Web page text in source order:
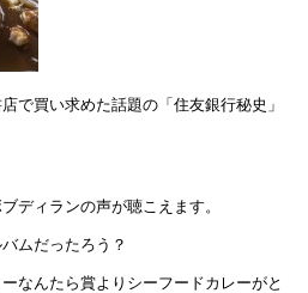
で買い求めた話題の「住友銀行秘史」
ディランの声が聴こえます。
ムだったろう？
なんたら賞よりシーフードカレーがと